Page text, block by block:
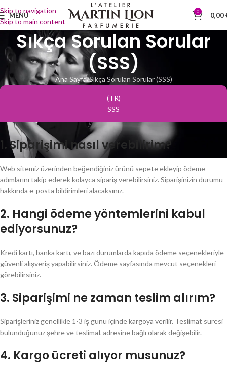
Skip to navigation
Skip to main content
MENÜ 0 0,00
Sıkça Sorulan Sorular
(SSS)
Ana Sayfa Sıkça Sorulan Sorular (SSS)
(TR)
SSS
1. Siparişimi nasıl verebilirim?
Web sitemiz üzerinden beğendiğiniz ürünü sepete ekleyip ödeme
adımlarını takip ederek kolayca sipariş verebilirsiniz. Siparişinizin durumu
hakkında e-posta bildirimleri alacaksınız.
2. Hangi ödeme yöntemlerini kabul
ediyorsunuz?
Kredi kartı, banka kartı, ve bazı durumlarda kapıda ödeme seçenekleriyle
güvenli alışveriş yapabilirsiniz. Ödeme sayfasında mevcut seçenekleri
görebilirsiniz.
3. Siparişimi ne zaman teslim alırım?
Siparişleriniz genellikle 1-3 iş günü içinde kargoya verilir. Teslimat süresi
bulunduğunuz şehre ve teslimat adresine bağlı olarak değişebilir.
4. Kargo ücreti alıyor musunuz?